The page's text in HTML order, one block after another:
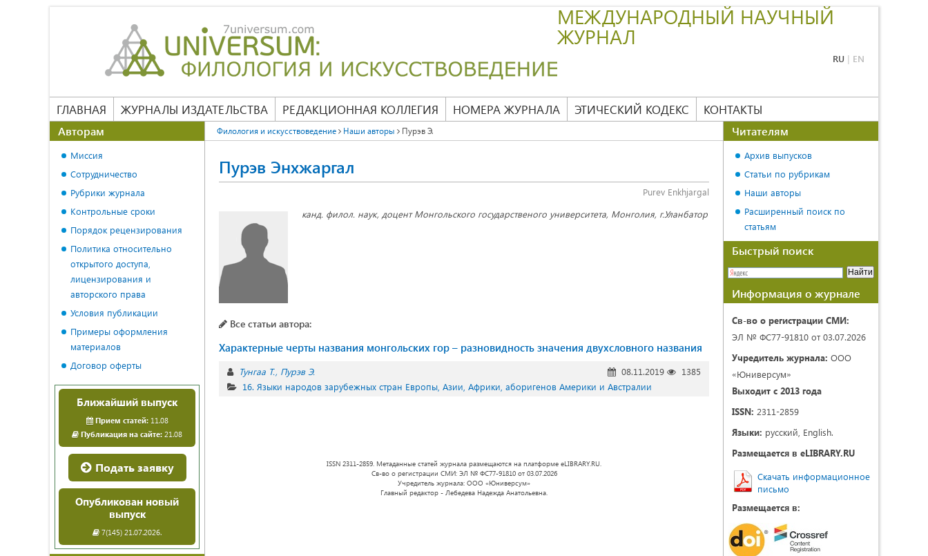
МЕЖДУНАРОДНЫЙ НАУЧНЫЙ
ЖУРНАЛ
RU | EN
ГЛАВНАЯ ЖУРНАЛЫ ИЗДАТЕЛЬСТВА РЕДАКЦИОННАЯ КОЛЛЕГИЯ НОМЕРА ЖУРНАЛА ЭТИЧЕСКИЙ КОДЕКС КОНТАКТЫ
Филология и искусствоведение Наши авторы Пурэв Э.
Пурэв Энхжаргал
Purev Enkhjargal
канд. филол. наук, доцент Монгольского государственого университета, Монголия, г.Уланбатор
Все статьи автора:
Характерные черты названия монгольских гор – разновидность значения двухсловного названия
Тунгаа Т. Пурэв Э. 08.11.2019
1385
16. Языки народов зарубежных стран Европы, Азии, Африки, аборигенов Америки и Австралии
ISSN 2311-2859. Метаданные статей журнала размещаются на платформе eLIBRARY.RU.
Св-во о регистрации СМИ: ЭЛ № ФС77-91810 от 03.07.2026
Учредитель журнала: ООО «Юниверсум»
Главный редактор - Лебедева Надежда Анатольевна.
Авторам
Миссия
Сотрудничество
Рубрики журнала
Контрольные сроки
Порядок рецензирования
Политика относительно
открытого доступа,
лицензирования и
авторского права
Условия публикации
Примеры оформления
материалов
Договор оферты
Ближайший выпуск
Прием статей:11.08
Публикация на сайте: 21.08
Подать заявку
Опубликован новый
выпуск
7(145) 21.07.2026.
Читателям
Архив выпусков
Статьи по рубрикам
Наши авторы
Расширенный поиск по
статьям
Быстрый поиск
Информация о журнале
Св-во о регистрации СМИ:
ЭЛ № ФС77-91810 от 03.07.2026
Учредитель журнала: ООО
«Юниверсум»
Выходит с 2013 года
ISSN: 2311-2859
Языки: русский, English.
Размещается в eLIBRARY.RU
Скачать информационное
письмо
Размещается в: